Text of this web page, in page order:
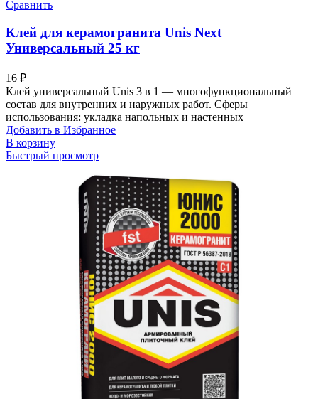
Сравнить
Клей для керамогранита Unis Next
Универсальный 25 кг
16 ₽
Клей универсальный Unis 3 в 1 — многофункциональный
состав для внутренних и наружных работ. Сферы
использования: укладка напольных и настенных
Добавить в Избранное
В корзину
Быстрый просмотр